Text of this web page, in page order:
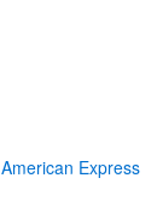
American Express